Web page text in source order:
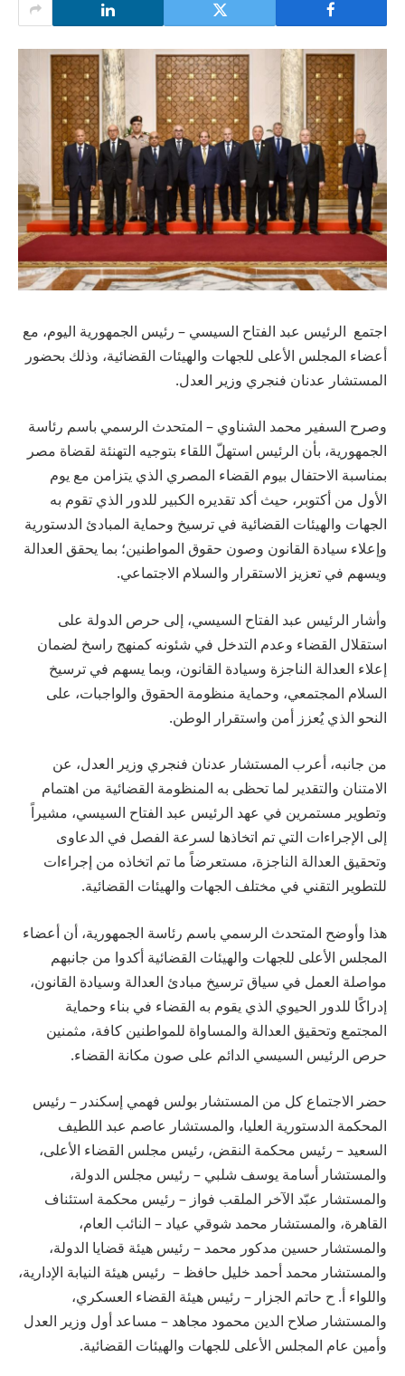
اجتمع الرئيس عبد الفتاح السيسي – رئيس الجمهورية اليوم، مع
أعضاء المجلس الأعلى للجهات والهيئات القضائية، وذلك بحضور
المستشار عدنان فنجري وزير العدل.
وصرح السفير محمد الشناوي – المتحدث الرسمي باسم رئاسة
الجمهورية، بأن الرئيس استهلّ اللقاء بتوجيه التهنئة لقضاة مصر
بمناسبة الاحتفال بيوم القضاء المصري الذي يتزامن مع يوم
الأول من أكتوبر، حيث أكد تقديره الكبير للدور الذي تقوم به
الجهات والهيئات القضائية في ترسيخ وحماية المبادئ الدستورية
وإعلاء سيادة القانون وصون حقوق المواطنين؛ بما يحقق العدالة
ويسهم في تعزيز الاستقرار والسلام الاجتماعي.
وأشار الرئيس عبد الفتاح السيسي، إلى حرص الدولة على
استقلال القضاء وعدم التدخل في شئونه كمنهج راسخ لضمان
إعلاء العدالة الناجزة وسيادة القانون، وبما يسهم في ترسيخ
السلام المجتمعي، وحماية منظومة الحقوق والواجبات، على
النحو الذي يُعزز أمن واستقرار الوطن.
‏‎من جانبه، أعرب المستشار عدنان فنجري وزير العدل، عن
الامتنان والتقدير لما تحظى به المنظومة القضائية من اهتمام
وتطوير مستمرين في عهد الرئيس عبد الفتاح السيسي، مشيراً
إلى الإجراءات التي تم اتخاذها لسرعة الفصل في الدعاوى
وتحقيق العدالة الناجزة، مستعرضاً ما تم اتخاذه من إجراءات
للتطوير التقني في مختلف الجهات والهيئات القضائية.
هذا وأوضح المتحدث الرسمي باسم رئاسة الجمهورية، أن أعضاء
المجلس الأعلى للجهات والهيئات القضائية أكدوا من جانبهم
مواصلة العمل في سياق ترسيخ مبادئ العدالة وسيادة القانون،
إدراكًا للدور الحيوي الذي يقوم به القضاء في بناء وحماية
المجتمع وتحقيق العدالة والمساواة للمواطنين كافة، مثمنين
حرص الرئيس السيسي الدائم على صون مكانة القضاء.
حضر الاجتماع كل من المستشار بولس فهمي إسكندر – رئيس
المحكمة الدستورية العليا، والمستشار عاصم عبد اللطيف
السعيد – رئيس محكمة النقض، رئيس مجلس القضاء الأعلى،
والمستشار أسامة يوسف شلبي – رئيس مجلس الدولة،
والمستشار عبّد الآخر الملقب فواز – رئيس محكمة استئناف
القاهرة، والمستشار محمد شوقي عياد – النائب العام،
والمستشار حسين مدكور محمد – رئيس هيئة قضايا الدولة،
والمستشار محمد أحمد خليل حافظ – رئيس هيئة النيابة الإدارية،
واللواء أ. ح حاتم الجزار – رئيس هيئة القضاء العسكري،
والمستشار صلاح الدين محمود مجاهد – مساعد أول وزير العدل
وأمين عام المجلس الأعلى للجهات والهيئات القضائية.